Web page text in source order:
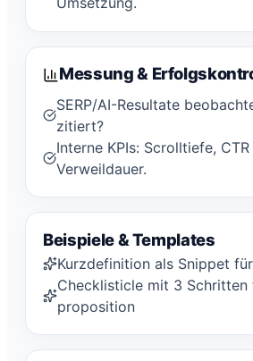
Messung &
SERP/AI-Resultate
zitiert?
Interne KPIs: Scrolltiefe,
Verweildauer.
Beispiele & Templates
Kurzdefinition als Snippet
Checklisticle mit 3 Schritten
proposition